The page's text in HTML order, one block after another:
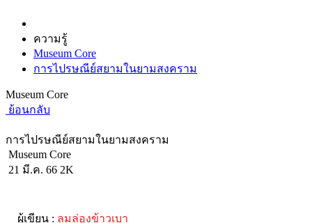
ความรู้
Museum Core
การไปรษณีย์สยามในยามสงคราม
Museum Core
ย้อนกลับ
การไปรษณีย์สยามในยามสงคราม
Museum Core
21 มี.ค. 66 2K